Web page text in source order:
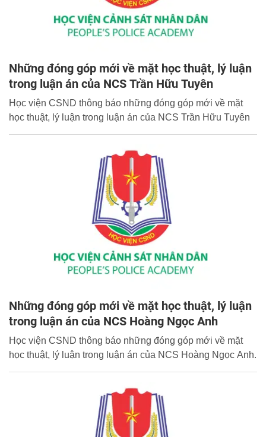
Những đóng góp mới về mặt học thuật, lý luận
trong luận án của NCS Trần Hữu Tuyên
Học viện CSND thông báo những đóng góp mới về mặt
học thuật, lý luận trong luận án của NCS Trần Hữu Tuyên
Những đóng góp mới về mặt học thuật, lý luận
trong luận án của NCS Hoàng Ngọc Anh
Học viện CSND thông báo những đóng góp mới về mặt
học thuật, lý luận trong luận án của NCS Hoàng Ngọc Anh.